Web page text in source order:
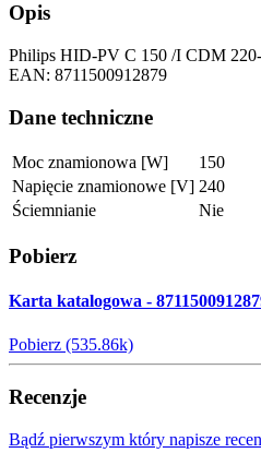
Opis
Philips HID-PV C 150 /I CDM
EAN: 8711500912879
Dane techniczne
Moc znamionowa [W]
150
Napięcie znamionowe [V] 240
Ściemnianie
Nie
Pobierz
Karta katalogowa -
Pobierz (535.86k)
Recenzje
Bądź pierwszym który napisze